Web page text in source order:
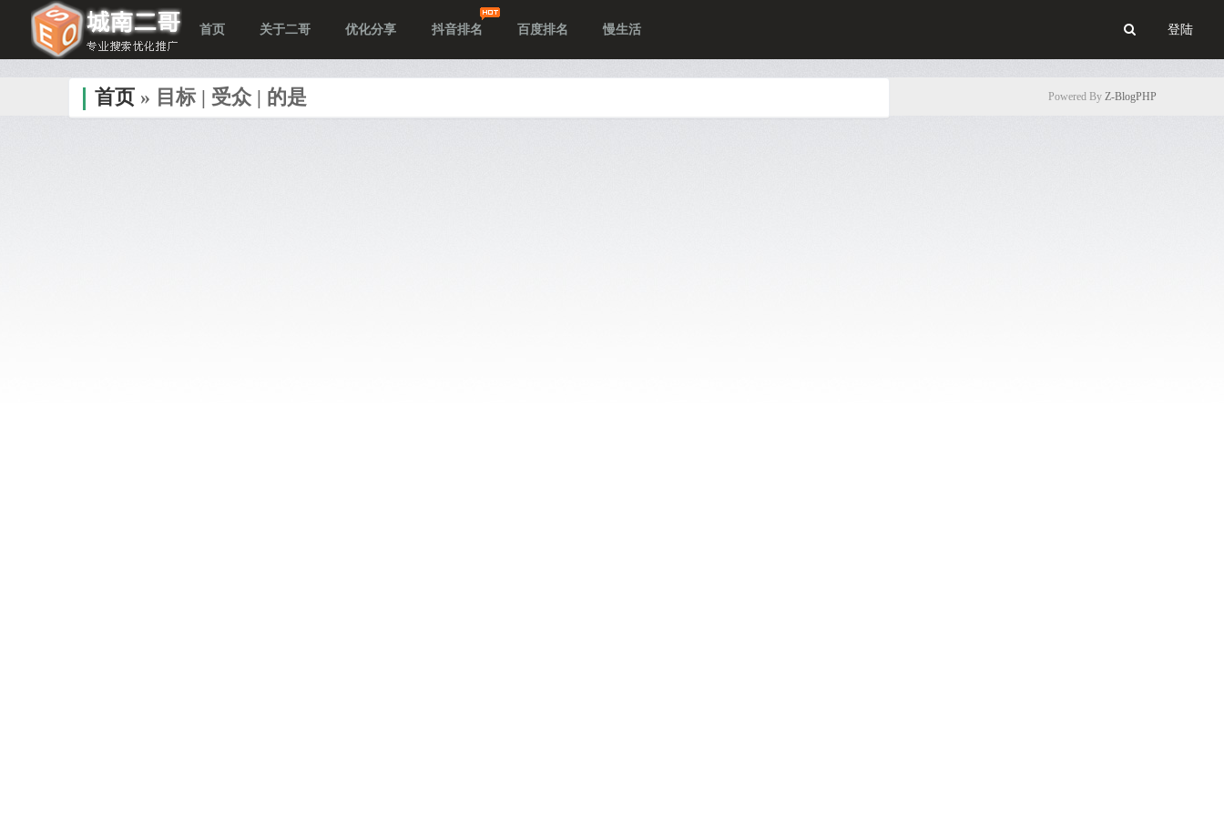
首页 关于二哥 优化分享 抖音排名 百度排名 慢生活 登陆
首页» 目标 | 受众 | 的是 Powered By Z-BlogPHP